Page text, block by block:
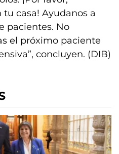
casa! Ayudanos a
pacientes. No
el próximo paciente
concluyen. (DIB)